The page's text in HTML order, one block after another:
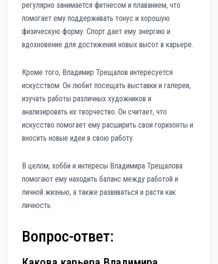
регулярно занимается фитнесом и плаванием, что
помогает ему поддерживать тонус и хорошую
физическую форму. Спорт дает ему энергию и
вдохновение для достижения новых высот в карьере.
Кроме того, Владимир Трещалов интересуется
искусством. Он любит посещать выставки и галереи,
изучать работы различных художников и
анализировать их творчество. Он считает, что
искусство помогает ему расширить свои горизонты и
вносить новые идеи в свою работу.
В целом, хобби и интересы Владимира Трещалова
помогают ему находить баланс между работой и
личной жизнью, а также развиваться и расти как
личность.
Вопрос-ответ: